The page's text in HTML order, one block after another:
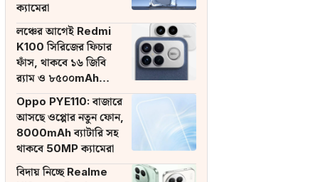
ক্যামেরা
লঞ্চের আগেই Redmi
K100 সিরিজের ফিচার
ফাঁস, থাকবে ১৬ জিবি
র‌্যাম ও ৮৫০০mAh
ব্যাটারি
Oppo PYE110: বাজারে
আসছে ওপ্পোর নতুন ফোন,
8000mAh ব্যাটারি সহ
থাকবে 50MP ক্যামেরা
বিদায় নিচ্ছে Realme